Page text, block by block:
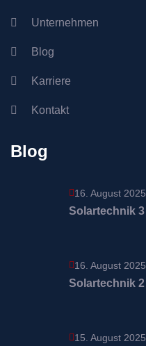
Unternehmen
Blog
Karriere
Kontakt
Blog
16. August 2025
Solartechnik 3
16. August 2025
Solartechnik 2
15. August 2025